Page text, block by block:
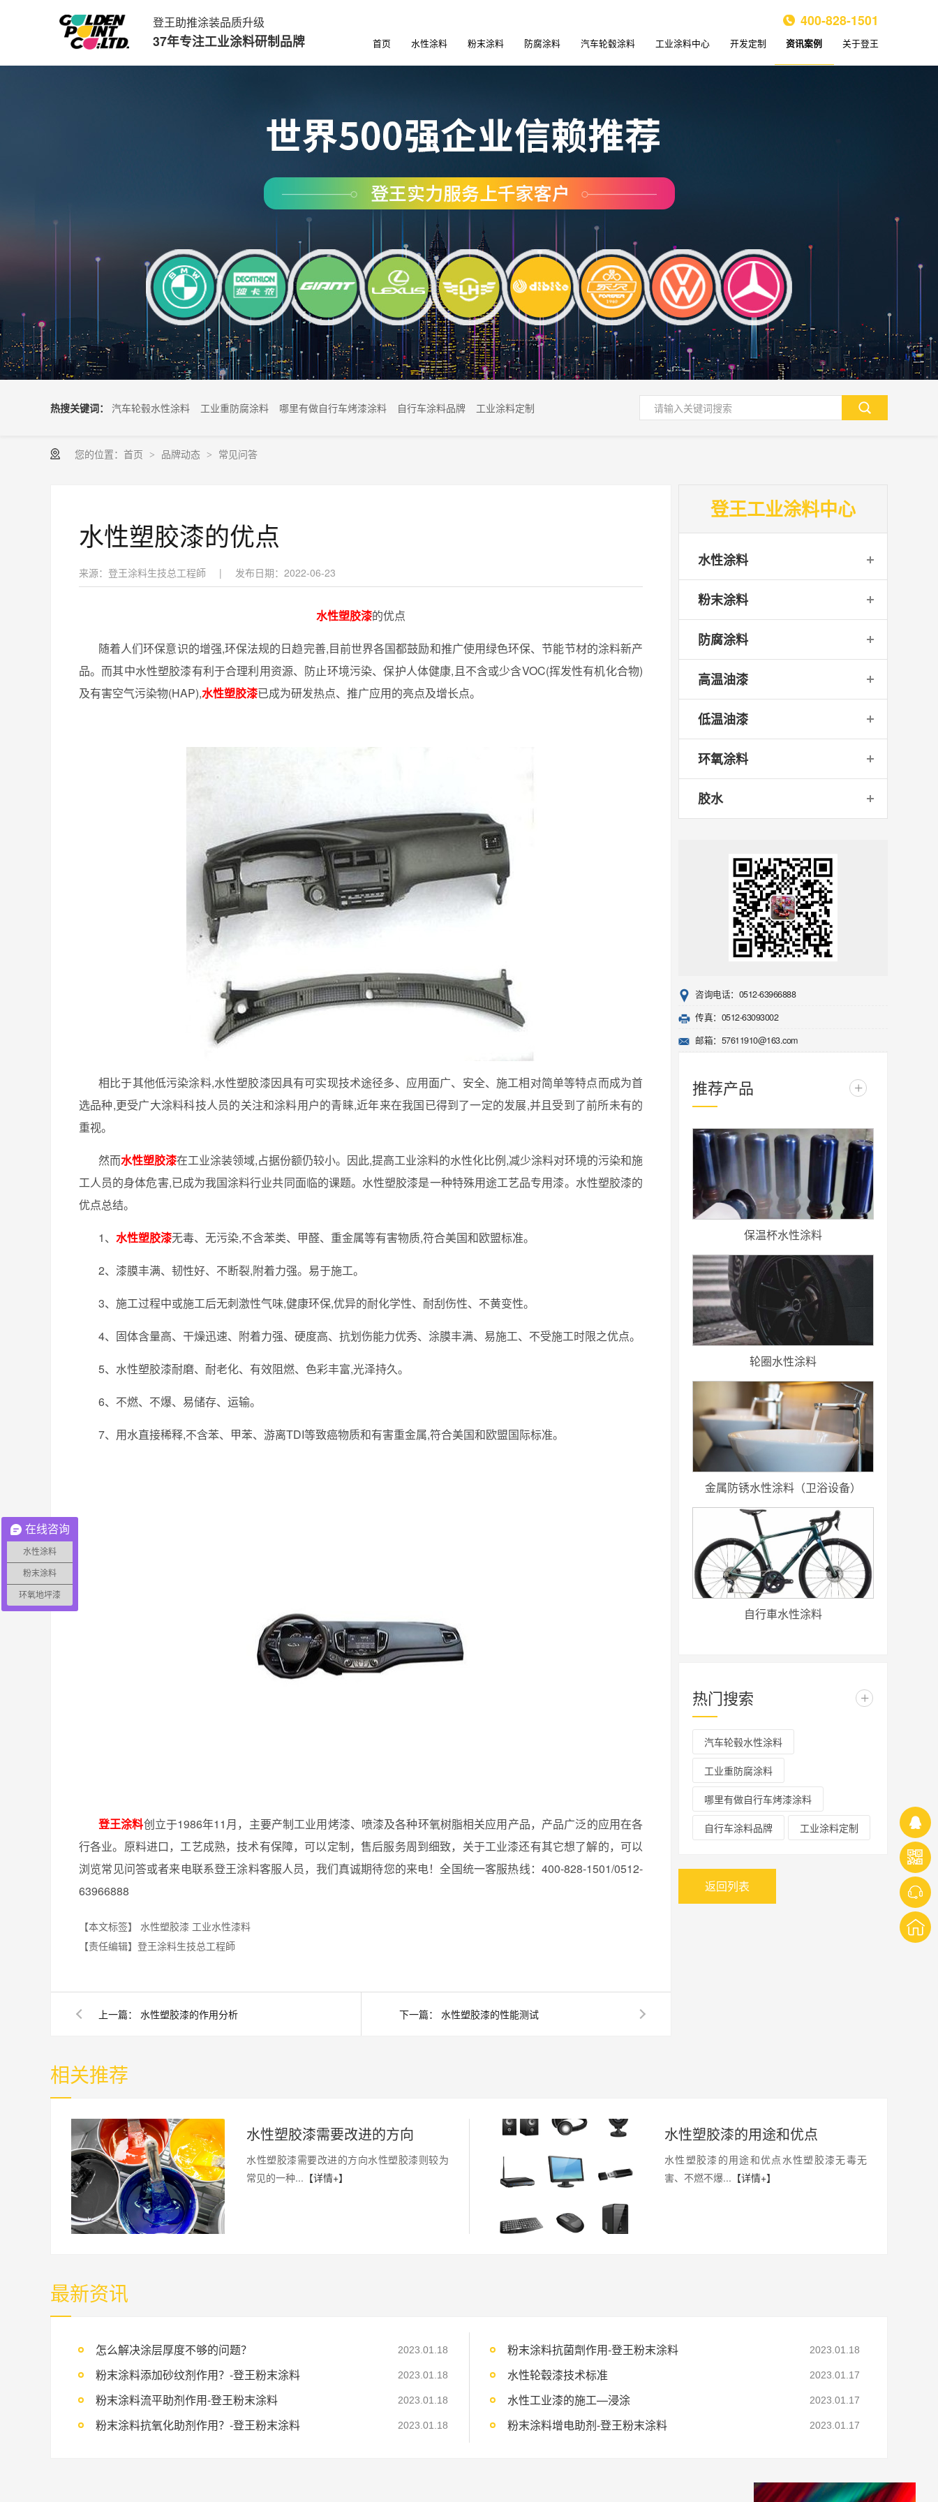
登王助推涂装品质升级
37年专注工业涂料研制品牌
400-828-1501
首页 水性涂料 粉末涂料 防腐涂料 汽车轮毂涂料 工业涂料中心 开发定制 资讯案例 关于登王
热搜关键词： 汽车轮毂水性涂料 工业重防腐涂料 哪里有做自行车烤漆涂料 自行车涂料品牌 工业涂料定制
您的位置： 首页 > 品牌动态 > 常见问答
水性塑胶漆的优点
来源：登王涂料生技总工程師 | 发布日期：2022-06-23
水性塑胶漆的优点
随着人们环保意识的增强,环保法规的日趋完善,目前世界各国都鼓励和推广使用绿色环保、节能节材的涂料新产
品。而其中水性塑胶漆有利于合理利用资源、防止环境污染、保护人体健康,且不含或少含VOC(挥发性有机化合物)
及有害空气污染物(HAP),水性塑胶漆已成为研发热点、推广应用的亮点及增长点。
相比于其他低污染涂料,水性塑胶漆因具有可实现技术途径多、应用面广、安全、施工相对简单等特点而成为首
选品种,更受广大涂料科技人员的关注和涂料用户的青睐,近年来在我国已得到了一定的发展,并且受到了前所未有的
重视。
然而水性塑胶漆在工业涂装领域,占据份额仍较小。因此,提高工业涂料的水性化比例,减少涂料对环境的污染和施
工人员的身体危害,已成为我国涂料行业共同面临的课题。水性塑胶漆是一种特殊用途工艺品专用漆。水性塑胶漆的
优点总结。
1、 水性塑胶漆无毒、无污染,不含苯类、甲醛、重金属等有害物质,符合美国和欧盟标准。
2、漆膜丰满、韧性好、不断裂,附着力强。易于施工。
3、施工过程中或施工后无刺激性气味,健康环保,优异的耐化学性、耐刮伤性、不黄变性。
4、固体含量高、干燥迅速、附着力强、硬度高、抗划伤能力优秀、涂膜丰满、易施工、不受施工时限之优点。
5、水性塑胶漆耐磨、耐老化、有效阻燃、色彩丰富,光泽持久。
6、不燃、不爆、易储存、运输。
7、用水直接稀释,不含苯、甲苯、游离TDI等致癌物质和有害重金属,符合美国和欧盟国际标准。
登王涂料创立于1986年11月，主要产制工业用烤漆、喷漆及各种环氧树脂相关应用产品，产品广泛的应用在各
行各业。原料进口，工艺成熟，技术有保障，可以定制，售后服务周到细致， 关于工业漆还有其它想了解的，可以
浏览常见问答或者来电联系登王涂料客服人员，我们真诚期待您的来电！全国统一客服热线： 400-828-1501/0512-
63966888
【本文标签】 水性塑胶漆 工业水性漆料
【责任编辑】 登王涂料生技总工程師
上一篇： 水性塑胶漆的作用分析 下一篇： 水性塑胶漆的性能测试
登王工业涂料中心
水性涂料
粉末涂料
防腐涂料
高温油漆
低温油漆
环氧涂料
胶水
咨询电话：0512-63966888
传真：0512-63093002
邮箱：57611910@163.com
推荐产品 +
保温杯水性涂料
轮圈水性涂料
金属防锈水性涂料（卫浴设备）
自行車水性涂料
热门搜索 +
汽车轮毂水性涂料
工业重防腐涂料
哪里有做自行车烤漆涂料
自行车涂料品牌 工业涂料定制
返回列表
相关推荐
水性塑胶漆需要改进的方向
水性塑胶漆需要改进的方向水性塑胶漆则较为
常见的一种... 【详情+】
水性塑胶漆的用途和优点
水性塑胶漆的用途和优点水性塑胶漆无毒无
害、不燃不爆... 【详情+】
最新资讯
怎么解决涂层厚度不够的问题？ 2023.01.18
粉末涂料添加砂纹剂作用？-登王粉末涂料 2023.01.18
粉末涂料流平助剂作用-登王粉末涂料 2023.01.18
粉末涂料抗氧化助剂作用？-登王粉末涂料 2023.01.18
粉末涂料抗菌劑作用-登王粉末涂料 2023.01.18
水性轮毂漆技术标准 2023.01.17
水性工业漆的施工—浸涂 2023.01.17
粉末涂料增电助剂-登王粉末涂料 2023.01.17
在线咨询
水性涂料
粉末涂料
环氧地坪漆